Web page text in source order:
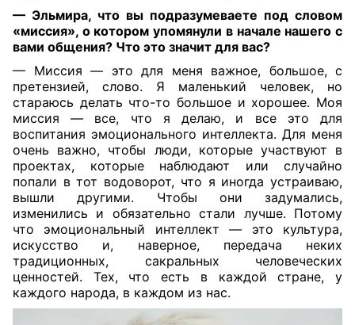
— Эльмира, что вы подразумеваете под словом
«миссия», о котором упомянули в начале нашего с
вами общения? Что это значит для вас?
— Миссия — это для меня важное, большое, с
претензией, слово. Я маленький человек, но
стараюсь делать что-то большое и хорошее. Моя
миссия — все, что я делаю, и все это для
воспитания эмоционального интеллекта. Для меня
очень важно, чтобы люди, которые участвуют в
проектах, которые наблюдают или случайно
попали в тот водоворот, что я иногда устраиваю,
вышли другими. Чтобы они задумались,
изменились и обязательно стали лучше. Потому
что эмоциональный интеллект — это культура,
искусство и, наверное, передача неких
традиционных, сакральных человеческих
ценностей. Тех, что есть в каждой стране, у
каждого народа, в каждом из нас.